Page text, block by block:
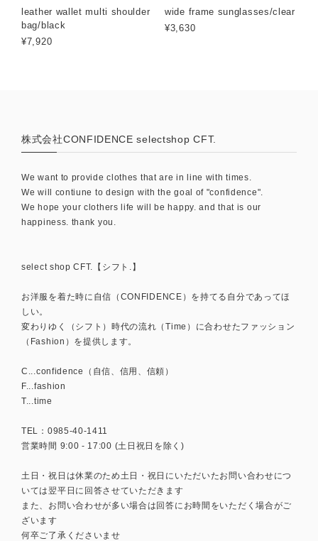
leather wallet multi shoulder
bag/black
¥7,920
wide frame sunglasses/clear
¥3,630
株式会社CONFIDENCE selectshop CFT.
We want to provide clothes that are in line with times.
We will contiune to design with the goal of "confidence".
We hope your clothers life will be happy. and that is our
happiness. thank you.
select shop CFT.【シフト.】
お洋服を着た時に自信（CONFIDENCE）を持てる自分であってほ
しい。
変わりゆく（シフト）時代の流れ（Time）に合わせたファッション
（Fashion）を提供します。
C...confidence（自信、信用、信頼）
F...fashion
T...time
TEL：0985-40-1411
営業時間 9:00 - 17:00 (土日祝日を除く)
土日・祝日は休業のため土日・祝日にいただいたお問い合わせにつ
いては翌平日に回答させていただきます
また、お問い合わせが多い場合は回答にお時間をいただく場合がご
ざいます
何卒ご了承くださいませ